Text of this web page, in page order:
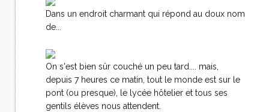
Dans un endroit charmant qui répond au doux nom
de...
On s'est bien sûr couché un peu tard.... mais,
depuis 7 heures ce matin, tout le monde est sur le
pont (ou presque), le lycée hôtelier et tous ses
gentils élèves nous attendent.